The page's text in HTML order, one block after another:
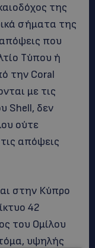
της
σήματα της
που
Τύπου ή
την Coral
με τις
Shell, δεν
ούτε
απόψεις
στην Κύπρο
42
του Ομίλου
υψηλής